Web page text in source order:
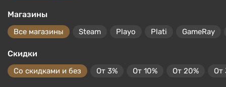
Магазины
Все магазины Steam Playo Plati GameRay
Скидки
Со скидками и без От 3% От 10% От 20% От